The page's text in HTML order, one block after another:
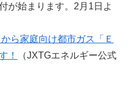
が始まります。2月1日よ
から家庭向け都市ガス「Ｅ
！
（JXTGエネルギー公式